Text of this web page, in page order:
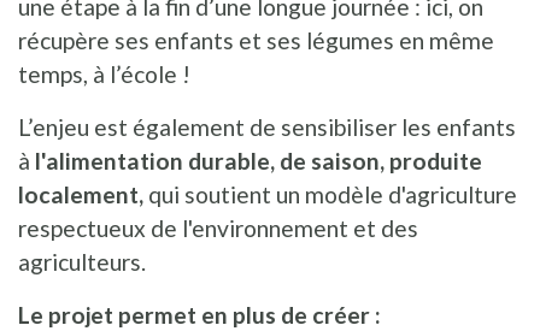
une étape à la fin d’une longue journée : ici, on
récupère ses enfants et ses légumes en même
temps, à l’école !
L’enjeu est également de sensibiliser les enfants
à l'alimentation durable, de saison, produite
localement, qui soutient un modèle d'agriculture
respectueux de l'environnement et des
agriculteurs.
Le projet permet en plus de créer :